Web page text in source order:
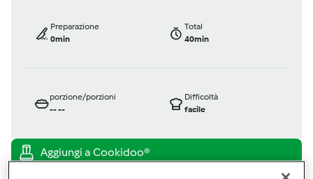
Preparazione
0min
Total
40min
porzione/porzioni
----
Difficoltà
facile